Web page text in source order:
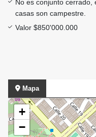
No es conjunto cerrado,
casas son campestre.
Valor $850'000.000
Mapa
+
−